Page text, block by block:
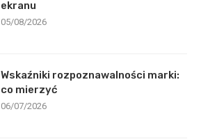
ekranu
05/08/2026
Wskaźniki rozpoznawalności marki:
co mierzyć
06/07/2026